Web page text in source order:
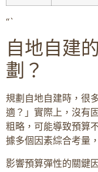
“`
自地自建
劃？
規劃自地自建時，很
適？」實際上，沒有
粗略，可能導致預算
據多個因素綜合考量
影響預算彈性的關鍵